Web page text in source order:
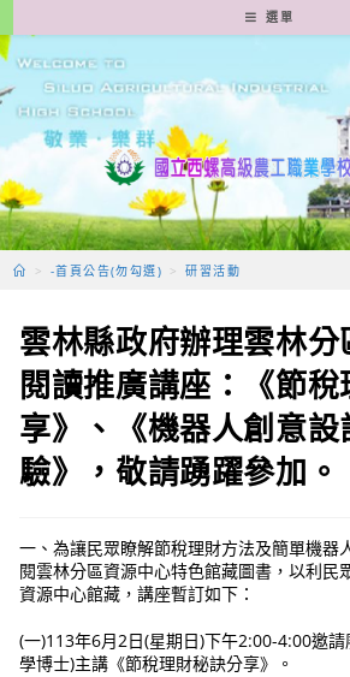
轉
至
要
容
選單
> -首頁公告(勿勾選) > 研習活動
雲林縣政府辦理雲林
閱讀推廣講座：《節
享》、《機器人創意設
驗》，敬請踴躍參加。
一、為讓民眾瞭解節稅理財方法及簡單機器
閱雲林分區資源中心特色館藏圖書，以利民
資源中心館藏，講座暫訂如下：
(一)113年6月2日(星期日)下午2:00-4:00邀
學博士)主講《節稅理財秘訣分享》。